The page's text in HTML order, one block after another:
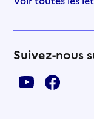
Suivez-nous